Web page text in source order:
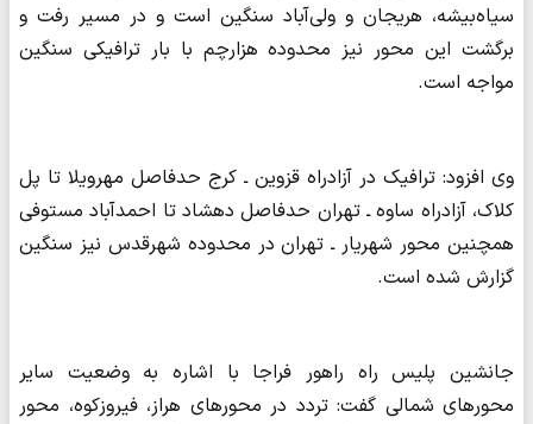
سیاه‌بیشه، هریجان و ولی‌آباد سنگین است و در مسیر رفت و
برگشت این محور نیز محدوده هزارچم با بار ترافیکی سنگین
مواجه است.
وی افزود: ترافیک در آزادراه قزوین ـ کرج حدفاصل مهرویلا تا پل
کلاک، آزادراه ساوه ـ تهران حدفاصل دهشاد تا احمدآباد مستوفی
همچنین محور شهریار ـ تهران در محدوده شهرقدس نیز سنگین
گزارش شده است.
جانشین پلیس راه راهور فراجا با اشاره به وضعیت سایر
محورهای شمالی گفت: تردد در محورهای هراز، فیروزکوه، محور